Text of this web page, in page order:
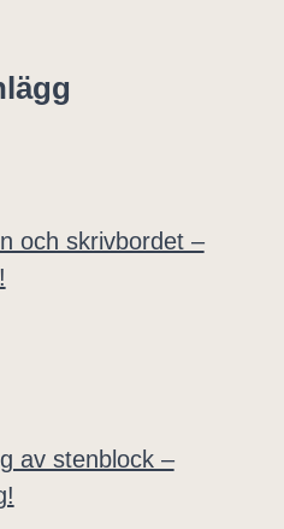
och skrivbordet –
av stenblock –